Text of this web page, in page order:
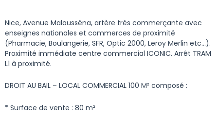
Nice, Avenue Malausséna, artère très commerçante avec
enseignes nationales et commerces de proximité
(Pharmacie, Boulangerie, SFR, Optic 2000, Leroy Merlin etc…).
Proximité immédiate centre commercial ICONIC. Arrêt TRAM
L1 à proximité.
DROIT AU BAIL – LOCAL COMMERCIAL 100 M² composé :
* Surface de vente : 80 m²